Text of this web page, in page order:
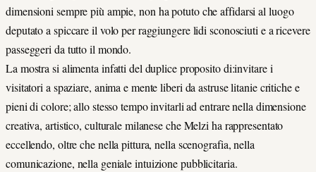
dimensioni sempre più ampie, non ha potuto che affidarsi al luogo
deputato a spiccare il volo per raggiungere lidi sconosciuti e a ricevere
passeggeri da tutto il mondo.
La mostra si alimenta infatti del duplice proposito di:invitare i
visitatori a spaziare, anima e mente liberi da astruse litanie critiche e
pieni di colore; allo stesso tempo invitarli ad entrare nella dimensione
creativa, artistico, culturale milanese che Melzi ha rappresentato
eccellendo, oltre che nella pittura, nella scenografia, nella
comunicazione, nella geniale intuizione pubblicitaria.